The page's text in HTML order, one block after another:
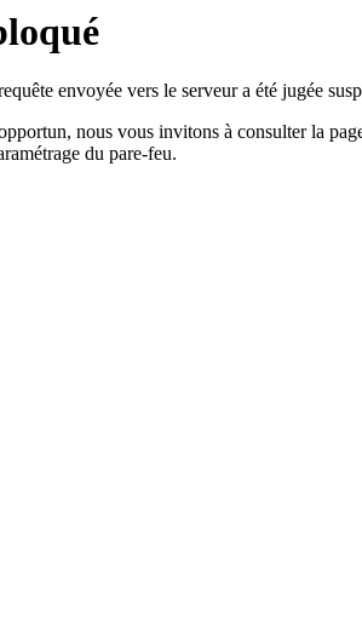
envoyée vers le serveur a été jugée
nous vous invitons à consulter la
du pare-feu.